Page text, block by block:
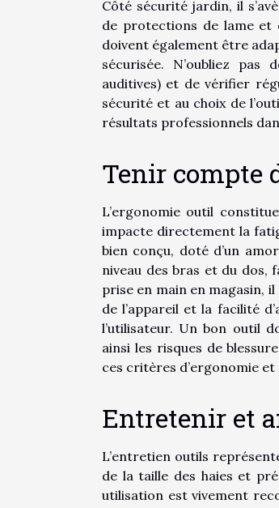
Côté sécurité jardin, il
de protections de lame et
doivent également être
sécurisée. N’oubliez
auditives) et de vérifier
sécurité et au choix de
résultats professionnels
Tenir compte
L’ergonomie outil
impacte directement la
bien conçu, doté d’un
niveau des bras et du dos,
prise en main en magasin,
de l’appareil et la facilité
l’utilisateur. Un bon outil
ainsi les risques de
ces critères d’ergonomie et
Entretenir et
L’entretien outils
de la taille des haies et
utilisation est vivement